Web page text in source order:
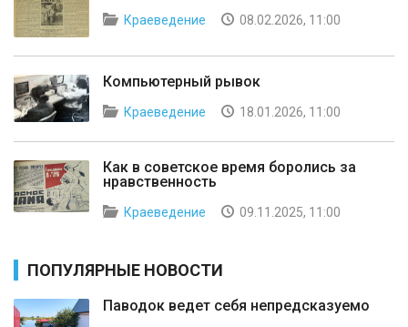
Краеведение 08.02.2026, 11:00
Компьютерный рывок
Краеведение 18.01.2026, 11:00
Как в советское время боролись за
нравственность
Краеведение 09.11.2025, 11:00
ПОПУЛЯРНЫЕ НОВОСТИ
Паводок ведет себя непредсказуемо